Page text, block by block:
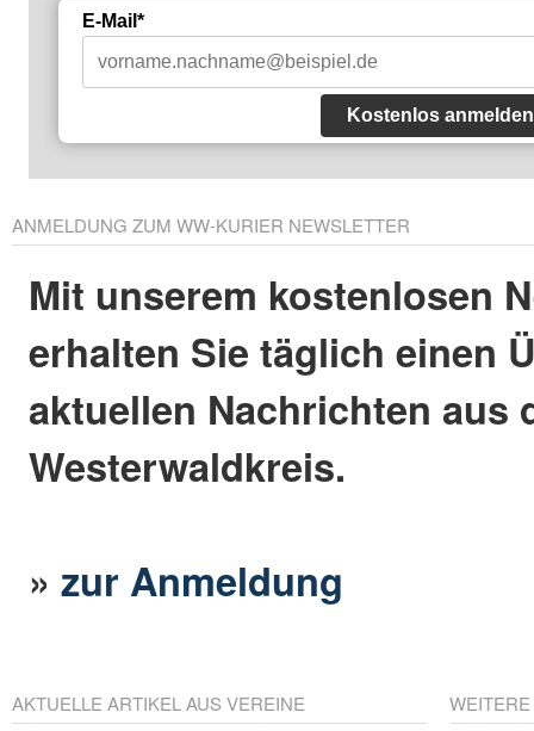
E-Mail*
Kostenlos anmelden
ANMELDUNG ZUM WW-KURIER NEWSLETTER
Mit unserem kostenlosen
erhalten Sie täglich einen
aktuellen Nachrichten aus
Westerwaldkreis.
»zur Anmeldung
AKTUELLE ARTIKEL AUS VEREINE